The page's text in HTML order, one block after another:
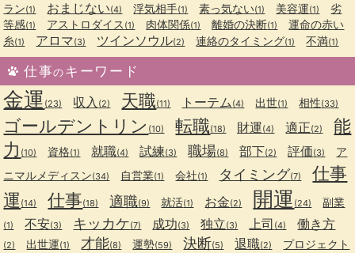
ラン(1) おまじない(4) 浮気相手(1) 素っ気ない(1) 美容運(1)
劣
等感(1) アストロダイス (1) 肉体関係(1) 離婚の決断(1)
運命の赤い
糸(1) アロマ(3) ツインソウル(2) 連絡のタイミング(1) 不満(1)
仕事のキーワード
金運 (23) 収入 (2) 天職(11) トーテム (4) 出世(1) 相性(33)
ゴールデントリン (10) 転職(18) 財運(4) 適正(2)
能
力 (10) 資格(1) 就職(4) 試練(3) 職場(8) 部下(2) 評価(3)
ア
ニマルメディスン(34) 自営業(1) 会社(1) タイミング(7)
仕事
運 (14) 仕事(18) 適職(9) 就活(1) お金(2) 開運 (24) 副業
(1) 不安(3) キッカケ(7) 成功(3) 独立(3) 上司 (4) 働き方
(2) 出世運(1) 才能(8) 運勢(59) 決断(5) 退職(2) プロジェクト